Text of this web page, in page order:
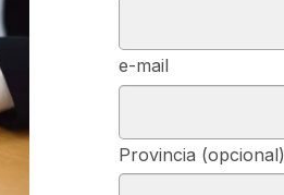
e-mail
Provincia (opcional)